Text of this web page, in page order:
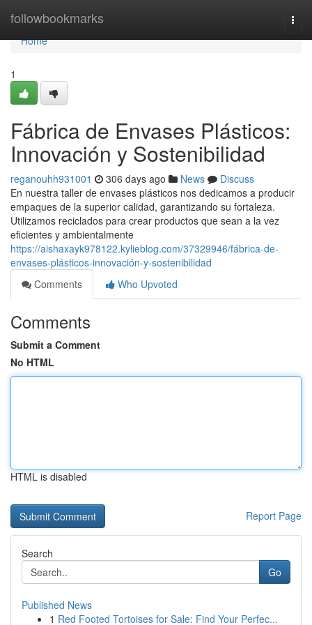
followbookmarks
Home
Home
1
Fábrica de Envases Plásticos:
Innovación y Sostenibilidad
reganouhh931001 306 days ago News
Discuss
En nuestra taller de envases plásticos nos dedicamos a producir
empaques de la superior calidad, garantizando su fortaleza.
Utilizamos reciclados para crear productos que sean a la vez
eficientes y ambientalmente
https://aishaxayk978122.kylieblog.com/37329946/fábrica-de-
envases-plásticos-innovación-y-sostenibilidad
Comments
Who Upvoted
Comments
Submit a Comment
No HTML
HTML is disabled
Report Page
Search
Go
Published News
1 Red Footed Tortoises for Sale: Find Your Perfec...